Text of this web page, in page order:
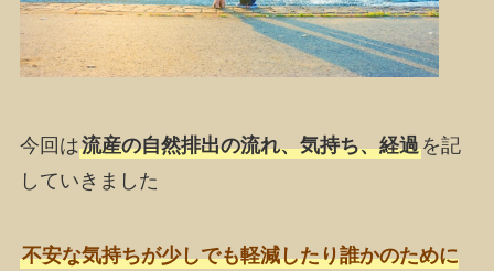
今回は流産の自然排出の流れ、気持ち、経過を記
していきました
不安な気持ちが少しでも軽減したり誰かのために